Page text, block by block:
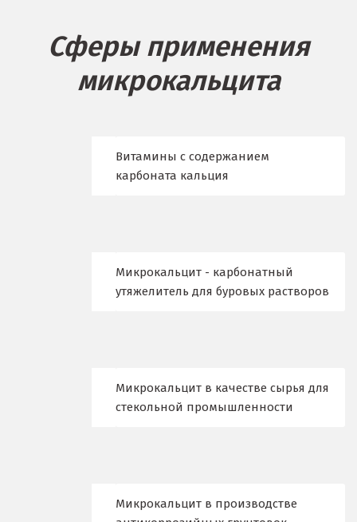
Берёзовский
Бисерть
Верхняя Пышма
Сферы применения
микрокальцита
Витамины с содержанием
карбоната кальция
Микрокальцит - карбонатный
утяжелитель для буровых растворов
Микрокальцит в качестве сырья для
стекольной промышленности
Микрокальцит в производстве